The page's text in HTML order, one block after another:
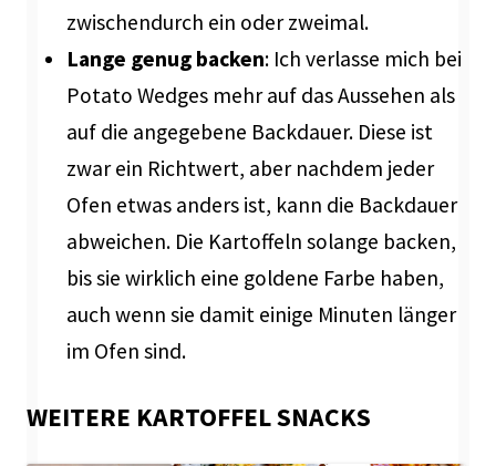
zwischendurch ein oder zweimal.
Lange genug backen: Ich verlasse mich bei
Potato Wedges mehr auf das Aussehen als
auf die angegebene Backdauer. Diese ist
zwar ein Richtwert, aber nachdem jeder
Ofen etwas anders ist, kann die Backdauer
abweichen. Die Kartoffeln solange backen,
bis sie wirklich eine goldene Farbe haben,
auch wenn sie damit einige Minuten länger
im Ofen sind.
WEITERE KARTOFFEL SNACKS